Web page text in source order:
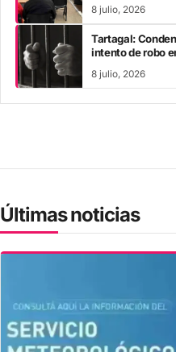
8 julio, 2026
Tartagal:
intento de robo
8 julio, 2026
Últimas noticias